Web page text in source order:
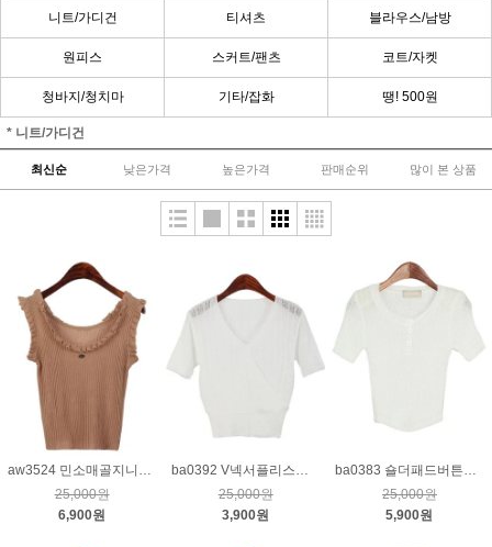
니트/가디건 티셔츠 블라우스/남방
원피스 스커트/팬츠 코트/자켓
청바지/청치마 기타/잡화 땡! 500원
* 니트/가디건
최신순 낮은가격 높은가격 판매순위 많이 본 상품
aw3524 민소매골지니트_베이지
25,000원
6,900원
ba0392 V넥서플리스니트_크림
25,000원
3,900원
ba0383 숄더패드버튼넥니트_크림
25,000원
5,900원